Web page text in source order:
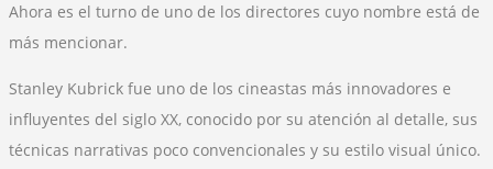
Ahora es el turno de uno de los directores cuyo nombre está de
más mencionar.
Stanley Kubrick fue uno de los cineastas más innovadores e
influyentes del siglo XX, conocido por su atención al detalle, sus
técnicas narrativas poco convencionales y su estilo visual único.